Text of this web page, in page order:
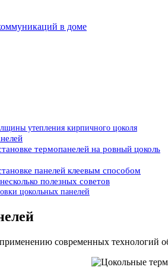
в доме
утепления кирпичного цоколя
термопанелей на ровный цоколь
панелей клеевым способом
полезных советов
цокольных панелей
современных технологий